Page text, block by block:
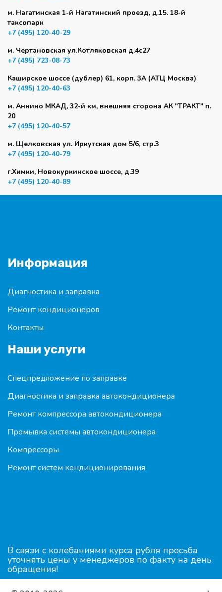
м. Нагатинская 1-й Нагатинский проезд, д.15. 18-й
таксопарк
+7 (495) 120-40-29
м. Чертановская ул.Котляковская д.4с27
+7 (495) 723-08-73
Каширское шоссе (дублер) 61, корп. 3А (АТЦ Москва)
+7 (495) 120-40-63
м. Аннино МКАД, 32-й км, внешняя сторона АК "ТРАКТ" п.
20
+7 (495) 120-40-57
м. Щелковская ул. Иркутская дом 5/6, стр.3
+7 (495) 120-40-79
г.Химки, Новокуркинское шоссе, д.39
+7 (495) 120-40-89
Информация
Диагностика и заправка
Ремонт кондиционеров
Контакты
Наши услуги
Спецпредложение по заправке
Диагностика и заправка автокондиционера
Ремонт компрессора автокондиционера
Промывка системы автокондиционера
Компрессоры
Ремонт систем кондиционирования
В связи с колебаниями курса рубля просьба
уточнять цены у менеджеров по факту на день
обращения!